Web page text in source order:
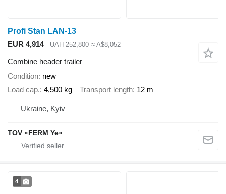
Profi Stan LAN-13
EUR 4,914
UAH 252,800 ≈ A$8,052
Combine header trailer
Condition new
Load cap. 4,500 kg Transport length 12 m
Ukraine, Kyiv
TOV «FERM Ye»
4